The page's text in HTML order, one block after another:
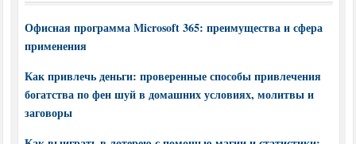
Офисная программа Microsoft 365: преимущества и сфера
применения
Как привлечь деньги: проверенные способы привлечения
богатства по фен шуй в домашних условиях, молитвы и
заговоры